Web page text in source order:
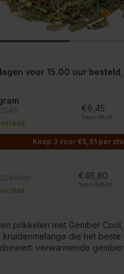
voor 15.00 uur
€6,45
Totaal: €6,45
Koop 3 voor €5,81 per
€46,80
Totaal: €46,80
prikkelen met Gember
kruidenmelange die het beste
verwarmende